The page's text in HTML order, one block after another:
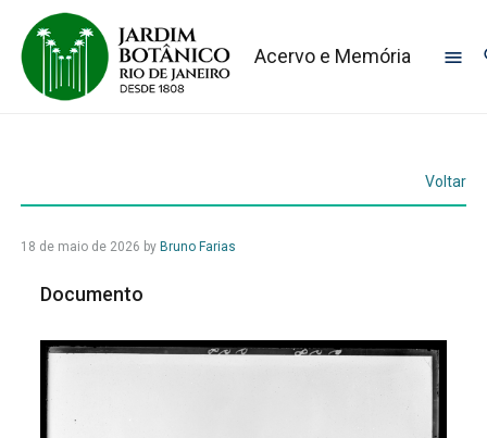
Acervo e Memória
Voltar
18 de maio de 2026 by Bruno Farias
Documento